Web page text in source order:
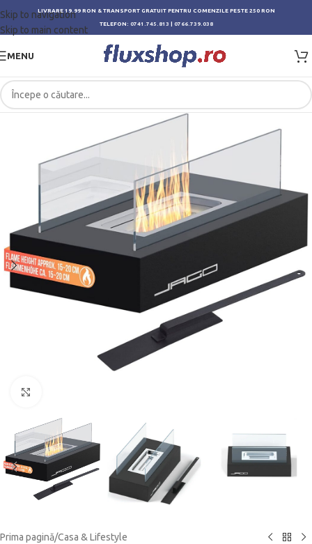
Skip to navigation
Skip to main content
LIVRARE 19.99 RON & TRANSPORT GRATUIT PENTRU COMENZILE PESTE 250 RON
TELEFON: 0741.745.813 0766.739.038
MENU
Prima pagină/Casa & Lifestyle